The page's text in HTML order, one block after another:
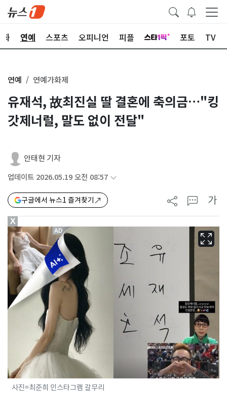
화 연예 스포츠 오피니언 피플 포토 TV
연예 연예가화제
유재석, 故최진실 딸 결혼에 축의금…"킹
갓제너럴, 말도 없이 전달"
안태현 기자
업데이트 2026.05.19 오전 08:57
구글에서 뉴스1 즐겨찾기 가
사진=최준희 인스타그램 갈무리
X